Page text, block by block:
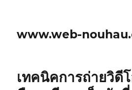
www.web-
เทคนิคการถ่ายวิดี